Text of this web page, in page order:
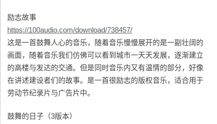
励志故事
https://100audio.com/download/738457/
这是一首鼓舞人心的音乐，随着音乐慢慢展开的是一副壮阔的
画面，随着音乐我们仿佛可以看到城市一天天发展，逐渐建立
的高楼与发达的交通。但是同时音乐内又有温情的部分，好像
在讲述建设者们的故事。是一首很励志的版权音乐，适合用于
劳动节纪录片与广告片中。
鼓舞的日子（3版本）